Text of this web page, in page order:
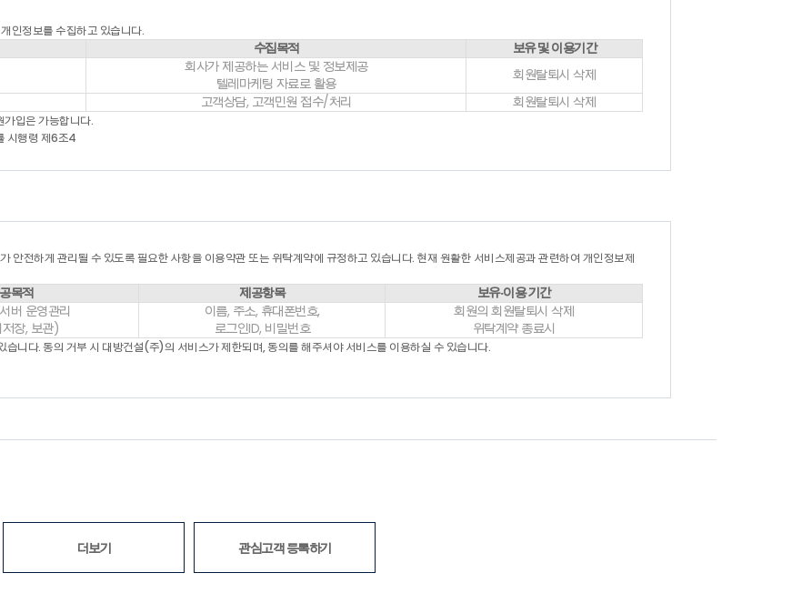
이지 상의 가입신청 양식의 필수기재 사항을 모두 입력하여 회원 가입을 신청하여야 합니다.
관에 동의하십니까”라는 물음에 “동의”를 누르면, 본 약관에 동의하는 것으로 간주됩니다.
을 승낙함을 원칙으로 합니다. 다만, “회사”는 다음 각 호에 해당하는 신청에 대하여는 승낙을 하지 않거나 사후에 이용계약을
에게 전문기관을 통한 실명확인 및 본인인증을 요청할 수 있습니다.
호의 1에 해당하는 이용신청에 대하여는 승낙을 유보할 수 있습니다.
여는 이를 승낙하지 아니 할 수 있습니다.
니하거나 유보한 경우, “회사”는 원칙적으로 이를 가입신청자에게 알리도록 합니다.
의 개인정보를 열람하고 수정할 수 있습니다. 다만, 서비스 관리를 위해 필요한 실명, 주민등록번호, 아이디 등은 수정이 불가능
경우 온라인으로 수정을 하거나 전자우편 기타 방법으로 “회사”에 대하여 그 변경사항을 알려야 합니다.
이익에 대하여 “회사”는 책임지지 않습니다.
인정보를 수집하고 있습니다.
수집목적
보유 및 이용기간
회사가 제공하는 서비스 및 정보제공
텔레마케팅 자료로 활용
회원탈퇴시 삭제
고객상담, 고객민원 접수/처리 회원탈퇴시 삭제
가입은 가능합니다.
시행령 제6조4
안전하게 관리될 수 있도록 필요한 사항을 이용약관 또는 위탁계약에 규정하고 있습니다. 현재 원활한 서비스제공과 관련하여 개인정보제
목적 제공항목
보유·이용 기간
버 운영관리
장, 보관)
이름, 주소, 휴대폰번호,
로그인ID, 비밀번호
회원의 회원탈퇴시 삭제
위탁계약 종료시
니다. 동의 거부 시 대방건설(주)의 서비스가 제한되며, 동의를 해주셔야 서비스를 이용하실 수 있습니다.
더보기 관심고객 등록하기